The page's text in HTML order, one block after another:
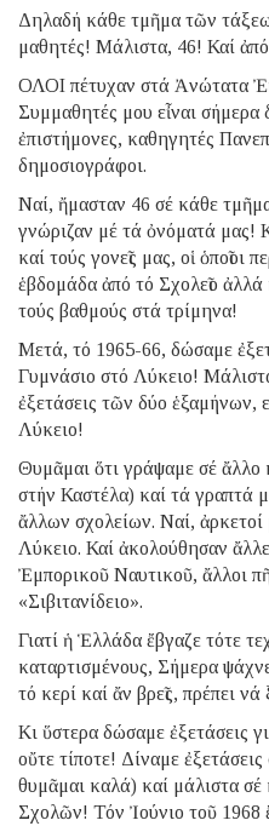
Δηλαδή κάθε τμῆμα τῶν
μαθητές! Μάλιστα, 46! Καί ἀπό
ΟΛΟΙ πέτυχαν στά Ἀνώτατα
Συμμαθητές μου εἶναι σήμερα
ἐπιστήμονες, καθηγητές
δημοσιογράφοι.
Ναί, ἤμασταν 46 σέ κάθε
γνώριζαν μέ τά ὀνόματά μας!
καί τούς γονεῖς μας, οἱ ὁποῖοι
ἑβδομάδα ἀπό τό Σχολεῖο ἀλλά
τούς βαθμούς στά τρίμηνα!
Μετά, τό 1965-66, δώσαμε
Γυμνάσιο στό Λύκειο!
ἐξετάσεις τῶν δύο ἑξαμήνων,
Λύκειο!
Θυμᾶμαι ὅτι γράψαμε σέ
στήν Καστέλα) καί τά γραπτά
ἄλλων σχολείων. Ναί,
Λύκειο. Καί ἀκολούθησαν
Ἐμπορικοῦ Ναυτικοῦ, ἄλλοι
«Σιβιτανίδειο».
Γιατί ἡ Ἑλλάδα ἔβγαζε τότε
καταρτισμένους, Σήμερα
τό κερί καί ἄν βρεῖς, πρέπει
Κι ὕστερα δώσαμε ἐξετάσεις
οὔτε τίποτε! Δίναμε
θυμᾶμαι καλά) καί μάλιστα
Σχολῶν! Τόν Ἰούνιο τοῦ 1968